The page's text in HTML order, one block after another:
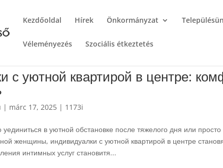
Kezdőoldal Hírek Önkormányzat
Véleményezés Szociális étkeztetés
с уютной квартирой в центре:
| márc 17, 2025 | 1173i
уединиться в уютной обстановке после тяжелого дня или
женщины, индивидуалки с уютной квартирой в центре
интимных услуг становитя...